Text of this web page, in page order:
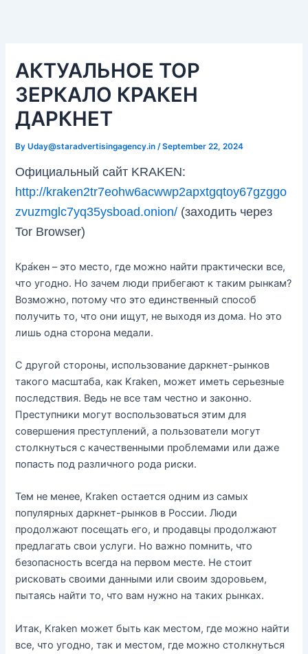
АКТУАЛЬНОЕ ТОР
ЗЕРКАЛО КРАКЕН
ДАРКНЕТ
ByUday@staradvertisingagency.in /September 22, 2024
Официальный сайт KRAKEN:
http://kraken2tr7eohw6acwwp2apxtgqtoy67gzggo
zvuzmglc7yq35ysboad.onion/ (заходить через
Tor Browser)
Кра́кен – это место, где можно найти практически все,
что угодно. Но зачем люди прибегают к таким рынкам?
Возможно, потому что это единственный способ
получить то, что они ищут, не выходя из дома. Но это
лишь одна сторона медали.
С другой стороны, использование даркнет-рынков
такого масштаба, как Kraken, может иметь серьезные
последствия. Ведь не все там честно и законно.
Преступники могут воспользоваться этим для
совершения преступлений, а пользователи могут
столкнуться с качественными проблемами или даже
попасть под различного рода риски.
Тем не менее, Kraken остается одним из самых
популярных даркнет-рынков в России. Люди
продолжают посещать его, и продавцы продолжают
предлагать свои услуги. Но важно помнить, что
безопасность всегда на первом месте. Не стоит
рисковать своими данными или своим здоровьем,
пытаясь найти то, что вам нужно на таких рынках.
Итак, Kraken может быть как местом, где можно найти
все, что угодно, так и местом, где можно столкнуться